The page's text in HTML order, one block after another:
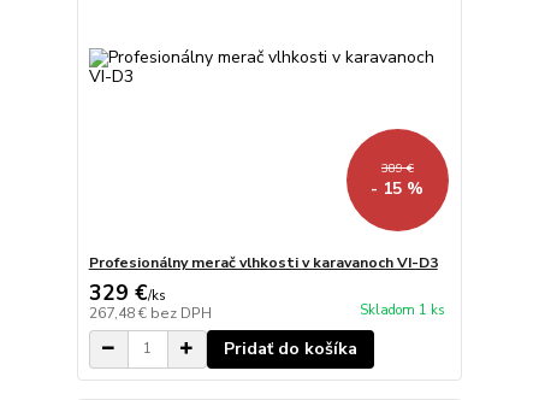
389 €
- 15 %
Profesionálny merač vlhkosti v karavanoch VI-D3
329 €/ks
267,48 € bez DPH Skladom 1 ks
Pridať do košíka